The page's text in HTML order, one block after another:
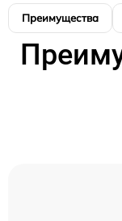
Преимущества